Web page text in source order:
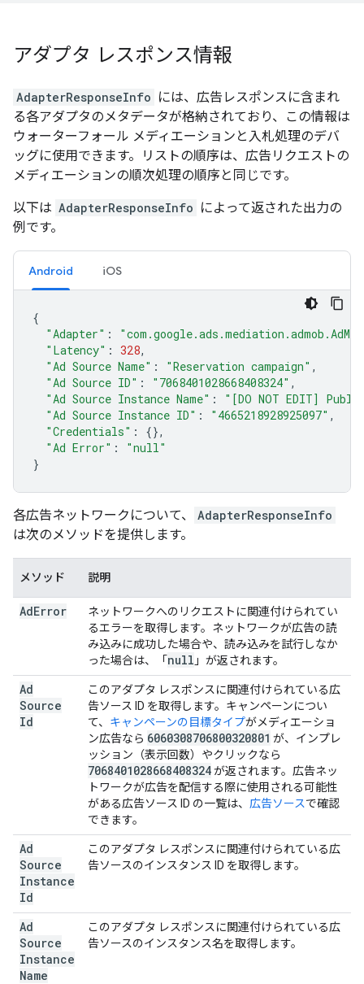
アダプタ レスポンス情報
AdapterResponseInfo には、広告レスポンスに含まれ
る各アダプタのメタデータが格納されており、この情報は
ウォーターフォール メディエーションと入札処理のデバ
ッグに使用できます。リストの順序は、広告リクエストの
メディエーションの順次処理の順序と同じです。
以下は AdapterResponseInfo によって返された出力の
例です。
Android iOS
{
"Adapter" :
"Latency" : 328,
"Ad Source Name" : "Reservation campaign" ,
"Ad Source ID" : "7068401028668408324" ,
"Ad Source Instance Name" :
"[DO NOT EDIT]
"Ad Source Instance ID" : "4665218928925097" ,
"Credentials" :
{},
"Ad Error" :
"null"
}
各広告ネットワークについて、
AdapterResponseInfo
は次のメソッドを提供します。
メソッド 説明
AdError
ネットワークへのリクエストに関連付けられてい
るエラーを取得します。ネットワークが広告の読
み込みに成功した場合や、読み込みを試行しなか
った場合は、「 null 」が返されます。
Ad
Source
Id
このアダプタ レスポンスに関連付けられている広
告ソース ID を取得します。キャンペーンについ
て、 キャンペーンの目標タイプがメディエーショ
ン広告なら 6060308706800320801 が、インプレ
ッション（表示回数）やクリックなら
7068401028668408324が返されます。広告ネッ
トワークが広告を配信する際に使用される可能性
がある広告ソース ID の一覧は、 広告ソースで確認
できます。
Ad
Source
Instance
Id
このアダプタ レスポンスに関連付けられている広
告ソースのインスタンス ID を取得します。
Ad
Source
Instance
Name
このアダプタ レスポンスに関連付けられている広
告ソースのインスタンス名を取得します。